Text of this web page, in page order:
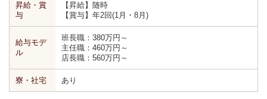
昇給・賞
与
【昇給】随時
【賞与】年2回(1月・8月)
給与モデ
ル
班長職：380万円～
主任職：460万円～
店長職：560万円～
寮・社宅 あり